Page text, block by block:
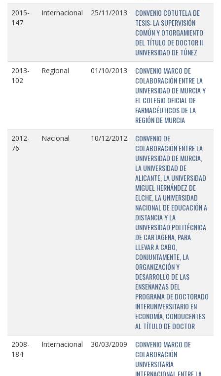
2015-
147
Internacional 25/11/2013
CONVENIO COTUTELA DE
TESIS: LA SUPERVISIÓN
COMÚN Y OTORGAMIENTO
DEL TÍTULO DE DOCTOR II
UNIVERSIDAD DE TÚNEZ
2013-
102
Regional 01/10/2013
CONVENIO MARCO DE
COLABORACIÓN ENTRE LA
UNIVERSIDAD DE MURCIA Y
EL COLEGIO OFICIAL DE
FARMACÉUTICOS DE LA
REGIÓN DE MURCIA
2012-
76
Nacional 10/12/2012
CONVENIO DE
COLABORACIÓN ENTRE LA
UNIVERSIDAD DE MURCIA,
LA UNIVERSIDAD DE
ALICANTE, LA UNIVERSIDAD
MIGUEL HERNÁNDEZ DE
ELCHE, LA UNIVERSIDAD
NACIONAL DE EDUCACIÓN A
DISTANCIA Y LA
UNIVERSIDAD POLITÉCNICA
DE CARTAGENA, PARA
LLEVAR A CABO,
CONJUNTAMENTE, LA
ORGANIZACIÓN Y
DESARROLLO DE LAS
ENSEÑANZAS DEL
PROGRAMA DE DOCTORADO
INTERUNIVERSITARIO EN
ECONOMÍA, CONDUCENTES
AL TÍTULO DE DOCTOR
2008-
184
Internacional 30/03/2009
CONVENIO MARCO DE
COLABORACIÓN
UNIVERSITARIA
INTERNACIONAL ENTRE LA